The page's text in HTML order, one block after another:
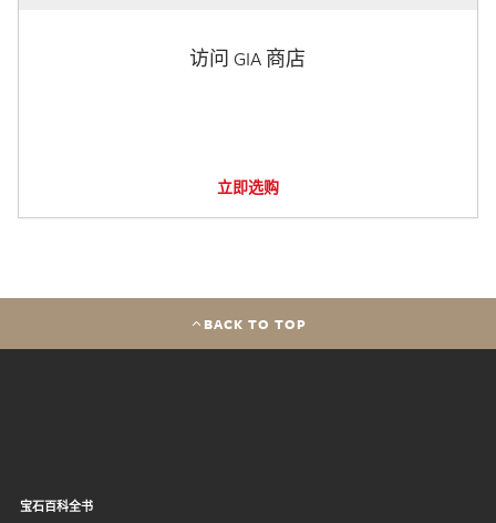
访问 GIA 商店
立即选购
BACK TO TOP
宝石百科全书